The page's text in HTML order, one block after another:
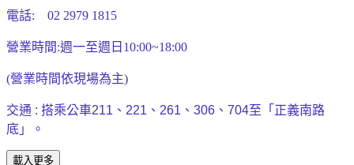
電話: 02 2979 1815
營業時間:週一至週日10:00~18:00
(營業時間依現場為主)
交通 : 搭乘公車211、221、261、306、704至「正義南路
底」。
載入更多